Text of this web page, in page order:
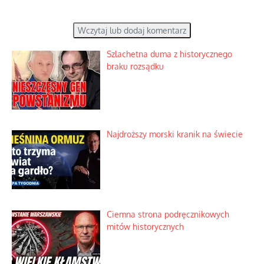
Wczytaj lub dodaj komentarz
Szlachetna duma z historycznego
braku rozsądku
Najdroższy morski kranik na świecie
Ciemna strona podręcznikowych
mitów historycznych